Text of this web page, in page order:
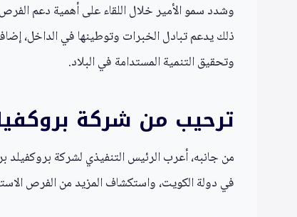
وشدد سمو الأمير خلال اللقاء على أهمية دعم
ذلك يدعم تبادل الخبرات وتوطينها في الداخل،
وتحقيق التنمية المستدامة في البلاد.
ترحيب من شركة
من جانبه، أعرب الرئيس التنفيذي لشركة بروكفيلد
في دولة الكويت، واستكشاف المزيد من الفرص